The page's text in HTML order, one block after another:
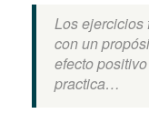
Los ejercicios
con un
efecto
practica…